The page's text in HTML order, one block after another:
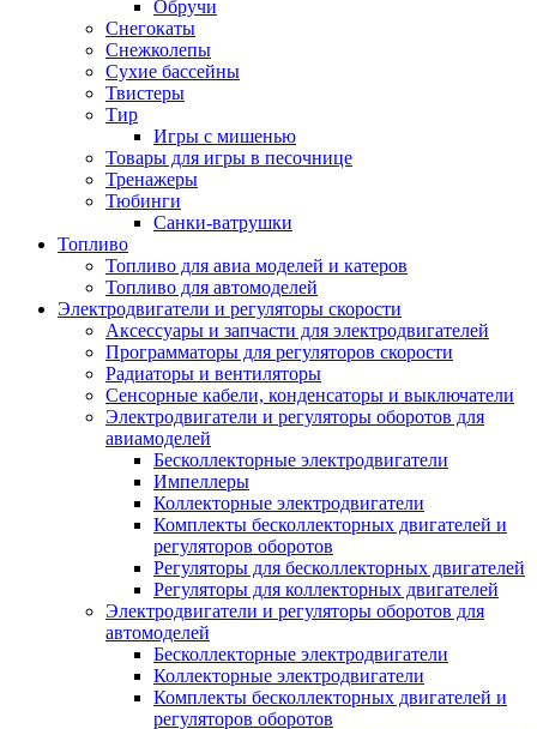
Обручи
Снегокаты
Снежколепы
Сухие бассейны
Твистеры
Тир
Игры с мишенью
Товары для игры в песочнице
Тренажеры
Тюбинги
Санки-ватрушки
Топливо
Топливо для авиа моделей и катеров
Топливо для автомоделей
Электродвигатели и регуляторы скорости
Аксессуары и запчасти для электродвигателей
Программаторы для регуляторов скорости
Радиаторы и вентиляторы
Сенсорные кабели, конденсаторы и выключатели
Электродвигатели и регуляторы оборотов для
авиамоделей
Бесколлекторные электродвигатели
Импеллеры
Коллекторные электродвигатели
Комплекты бесколлекторных двигателей и
регуляторов оборотов
Регуляторы для бесколлекторных двигателей
Регуляторы для коллекторных двигателей
Электродвигатели и регуляторы оборотов для
автомоделей
Бесколлекторные электродвигатели
Коллекторные электродвигатели
Комплекты бесколлекторных двигателей и
регуляторов оборотов